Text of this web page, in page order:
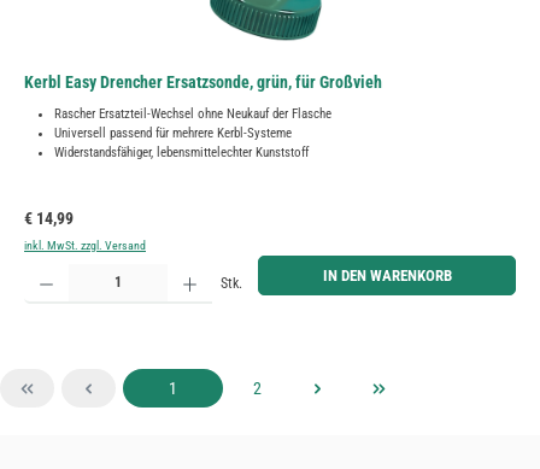
Kerbl Easy Drencher Ersatzsonde, grün, für Großvieh
Rascher Ersatzteil-Wechsel ohne Neukauf der Flasche
Universell passend für mehrere Kerbl-Systeme
Widerstandsfähiger, lebensmittelechter Kunststoff
Regulärer Preis:
€ 14,99
inkl. MwSt. zzgl. Versand
Produkt Anzahl: Gib den gewünschten Wert ein oder benutze die Schaltflächen um die Anzahl zu
Stk. IN DEN WARENKORB
Seite
1 Seite
2